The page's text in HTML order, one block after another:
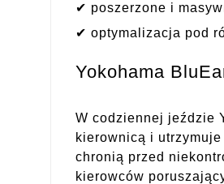
✔ poszerzone i
✔ optymalizacja pod
Yokohama
W codziennej jeździe
kierownicą i
chronią przed
kierowców